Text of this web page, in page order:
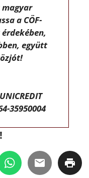
a CÖF-
együtt
35950004